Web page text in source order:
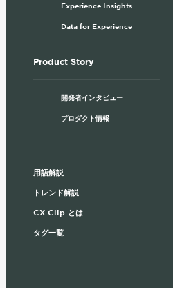
Experience Insights
Data for Experience
Product Story
開発者インタビュー
プロダクト情報
用語解説
トレンド解説
CX Clip とは
タグ一覧